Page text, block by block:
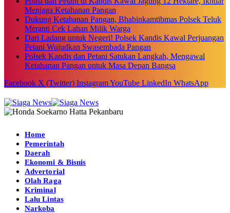
Menjaga Ketahanan Pangan
Dukung Ketahanan Pangan, Bhabinkamtibmas Polsek Teluk
Meranti Cek Lahan Milik Warga
Dari Ladang untuk Negeri! Polsek Kandis Kawal Perjuangan
Petani Wujudkan Swasembada Pangan
Polsek Kandis dan Petani Satukan Langkah, Mengawal
Ketahanan Pangan untuk Masa Depan Bangsa
Facebook X (Twitter) InstagramYouTube LinkedIn WhatsApp
Home
Pemerintah
Daerah
Ekonomi & Bisnis
Advertorial
Olah Raga
Kriminal
Lalu Lintas
Narkoba